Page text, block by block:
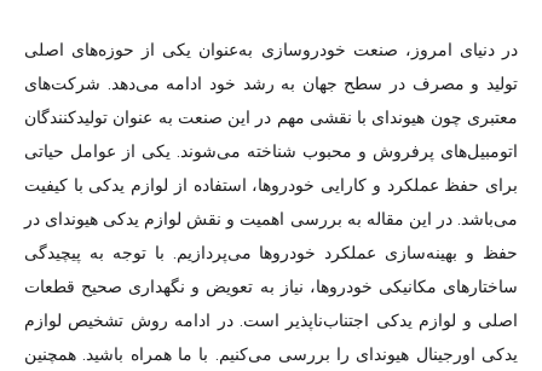
در دنیای امروز، صنعت خودروسازی به‌عنوان یکی از حوزه‌های اصلی
تولید و مصرف در سطح جهان به رشد خود ادامه می‌دهد. شرکت‌های
معتبری چون هیوندای با نقشی مهم در این صنعت به عنوان تولیدکنندگان
اتومبیل‌های پرفروش و محبوب شناخته می‌شوند. یکی از عوامل حیاتی
برای حفظ عملکرد و کارایی خودروها، استفاده از لوازم یدکی با کیفیت
می‌باشد. در این مقاله به بررسی اهمیت و نقش لوازم یدکی هیوندای در
حفظ و بهینه‌سازی عملکرد خودروها می‌پردازیم. با توجه به پیچیدگی
ساختارهای مکانیکی خودروها، نیاز به تعویض و نگهداری صحیح قطعات
اصلی و لوازم یدکی اجتناب‌ناپذیر است. در ادامه روش تشخیص لوازم
یدکی اورجینال هیوندای را بررسی می‌کنیم. با ما همراه باشید. همچنین